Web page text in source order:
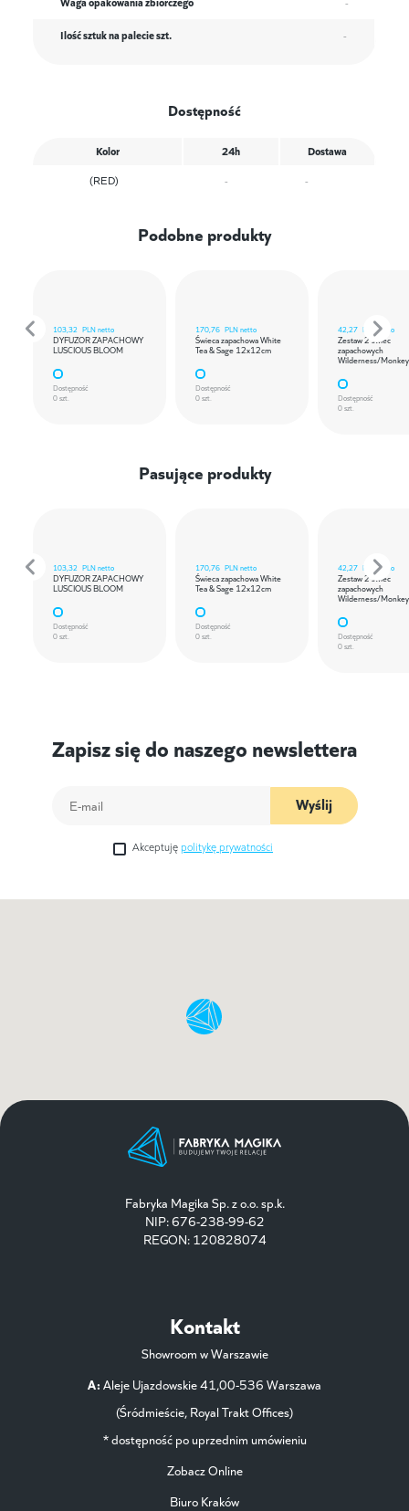
Ilość sztuk na palecie szt. -
Dostępność
Kolor 24h
Dostawa
(RED)
- -
Podobne produkty
103,32 PLN netto
DYFUZOR ZAPACHOWY
LUSCIOUS BLOOM
Dostępność
0 szt.
170,76 PLN netto
Świeca zapachowa White
Tea & Sage 12x12cm
Dostępność
0 szt.
42,27 PLN netto
Zestaw 2 świec
zapachowych
Wilderness/Monkey
Dostępność
0 szt.
Pasujące produkty
103,32 PLN netto
DYFUZOR ZAPACHOWY
LUSCIOUS BLOOM
Dostępność
0 szt.
170,76 PLN netto
Świeca zapachowa White
Tea & Sage 12x12cm
Dostępność
0 szt.
42,27 PLN netto
Zestaw 2 świec
zapachowych
Wilderness/Monkey
Dostępność
0 szt.
Zapisz się do naszego newslettera
Wyślij
Akceptuję politykę prywatności
Fabryka Magika Sp. z o.o. sp.k.
NIP: 676-238-99-62
REGON: 120828074
Kontakt
Showroom w Warszawie
A: Aleje Ujazdowskie 41,00-536 Warszawa
(Śródmieście, Royal Trakt Offices)
* dostępność po uprzednim umówieniu
Zobacz Online
Biuro Kraków